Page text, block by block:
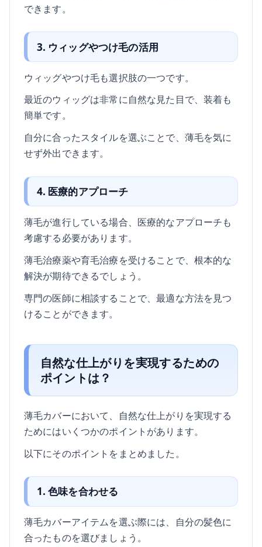
できます。
3. ウィッグやつけ毛の活用
ウィッグやつけ毛も選択肢の一つです。
最近のウィッグは非常に自然な見た目で、装着も
簡単です。
自分に合ったスタイルを選ぶことで、薄毛を気に
せず外出できます。
4. 医療的アプローチ
薄毛が進行している場合、医療的なアプローチも
考慮する必要があります。
薄毛治療薬や育毛治療を受けることで、根本的な
解決が期待できるでしょう。
専門の医師に相談することで、最適な方法を見つ
けることができます。
自然な仕上がりを実現するための
ポイントは？
薄毛カバーにおいて、自然な仕上がりを実現する
ためにはいくつかのポイントがあります。
以下にそのポイントをまとめました。
1. 色味を合わせる
薄毛カバーアイテムを選ぶ際には、自分の髪色に
合ったものを選びましょう。